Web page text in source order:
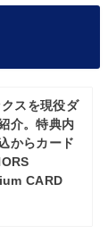
スを現役ダ
介。特典内
からカード
CARD